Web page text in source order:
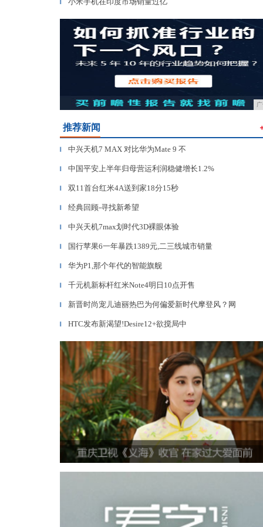
▎
推荐新闻
▎ 中兴天机7 MAX 对比华为Mate 9 不
▎ 中国平安上半年归母营运利润稳健增长1.2%
▎ 双11首台红米4A送到家18分15秒
▎ 经典回顾-寻找新希望
▎ 中兴天机7max划时代3D裸眼体验
▎ 国行苹果6一年暴跌1389元,二三线城市销量
▎ 华为P1,那个年代的智能旗舰
▎ 千元机新标杆红米Note4明日10点开售
▎ 新晋时尚宠儿迪丽热巴为何偏爱新时代摩登风？网
▎ HTC发布新渴望!Desire12+欲搅局中